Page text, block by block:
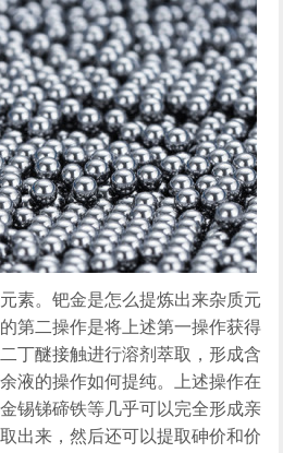
素。钯金是怎么提炼出来杂质元
第二操作是将上述第一操作获得
丁醚接触进行溶剂萃取，形成含
液的操作如何提纯。上述操作在
锡锑碲铁等几乎可以完全形成亲
出来，然后还可以提取砷价和价